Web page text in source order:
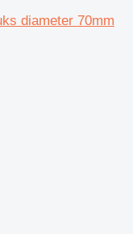
diameter 70mm